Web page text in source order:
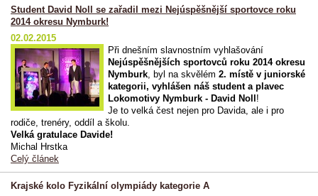
Student David Noll se zařadil mezi Nejúspěšnější sportovce roku
2014 okresu Nymburk!
02.02.2015
Při dnešním slavnostním vyhlašování
Nejúspěšnějších sportovců roku 2014 okresu
Nymburk, byl na skvělém2. místě v juniorské
kategorii, vyhlášen náš student a plavec
Lokomotivy Nymburk - David Noll !
Je to velká čest nejen pro Davida, ale i pro
rodiče, trenéry, oddíl a školu.
Velká gratulace Davide!
Michal Hrstka
Celý článek
Krajské kolo Fyzikální olympiády kategorie A